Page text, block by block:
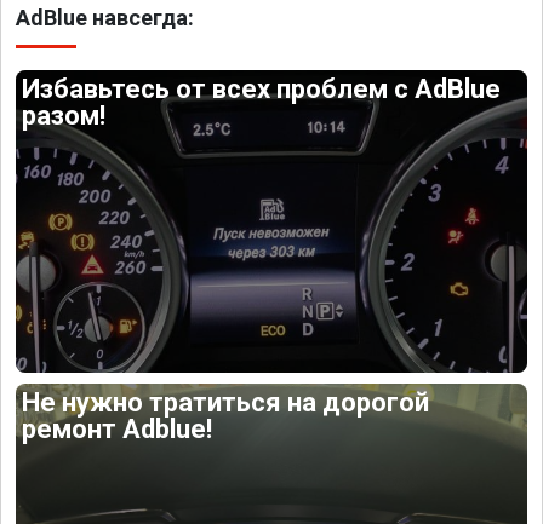
AdBlue навсегда:
Избавьтесь от всех проблем с AdBlue
разом!
Не нужно тратиться на дорогой
ремонт Adblue!